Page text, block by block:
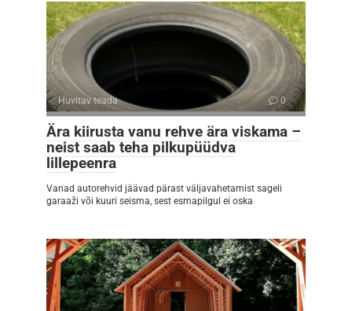
Huvitav teada 0
Ära kiirusta vanu rehve ära viskama –
neist saab teha pilkupüüdva
lillepeenra
Vanad autorehvid jäävad pärast väljavahetamist sageli
garaaži või kuuri seisma, sest esmapilgul ei oska